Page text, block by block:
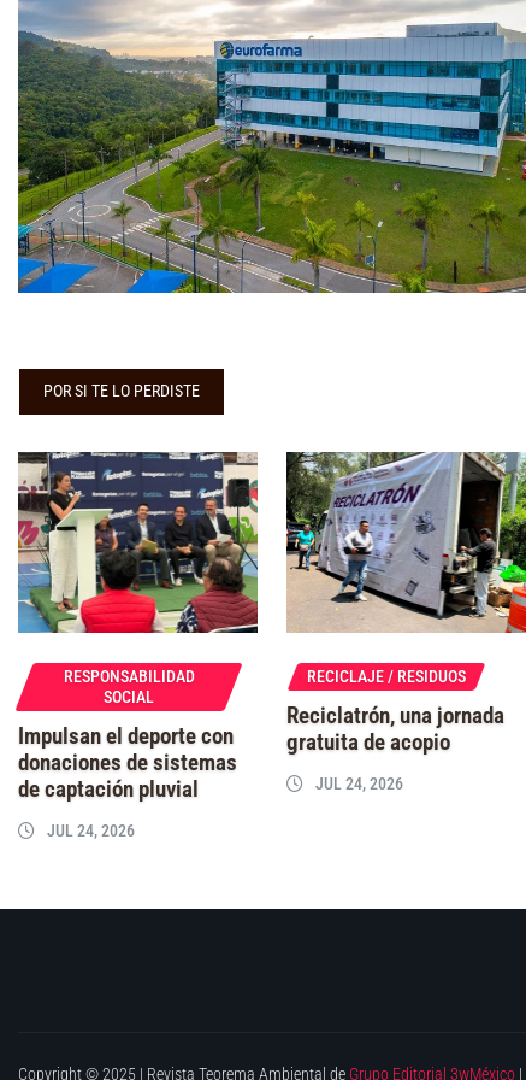
POR SI TE LO PERDISTE
RESPONSABILIDAD
SOCIAL
Impulsan el deporte con
donaciones de sistemas
de captación pluvial
JUL 24, 2026
RECICLAJE / RESIDUOS
Reciclatrón, una jornada
gratuita de acopio
JUL 24, 2026
Copyright © 2025 | Revista Teorema Ambiental de Grupo Editorial 3wMéxico |